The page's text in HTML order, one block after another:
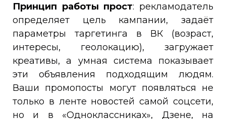
Принцип работы прост: рекламодатель
определяет цель кампании, задаёт
параметры таргетинга в ВК (возраст,
интересы, геолокацию), загружает
креативы, а умная система показывает
эти объявления подходящим людям.
Ваши промопосты могут появляться не
только в ленте новостей самой соцсети,
но и в «Одноклассниках», Дзене, на